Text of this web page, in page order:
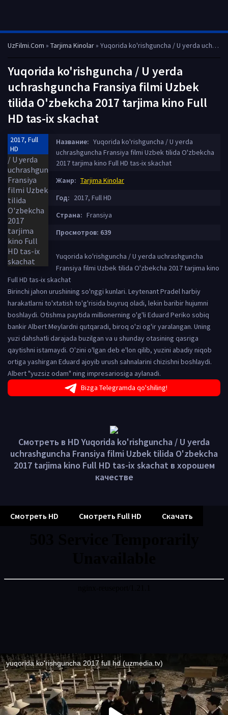
UzFilmi.Com » Tarjima Kinolar» Yuqorida ko'rishguncha / U yerda uchrashguncha Fransiya filmi Uzbek tilida O'zbekcha 2017 tarjima kino Full HD tas-ix skachat
Yuqorida ko'rishguncha / U yerda
uchrashguncha Fransiya filmi Uzbek
tilida O'zbekcha 2017 tarjima kino Full
HD tas-ix skachat
2017, Full
HD
Название: Yuqorida ko'rishguncha / U yerda
uchrashguncha Fransiya filmi Uzbek tilida O'zbekcha
2017 tarjima kino Full HD tas-ix skachat
Жанр: Tarjima Kinolar
Год: 2017, Full HD
Страна: Fransiya
Просмотров: 639
Yuqorida ko'rishguncha / U yerda uchrashguncha
Fransiya filmi Uzbek tilida O'zbekcha 2017 tarjima kino
Full HD tas-ix skachat
Birinchi jahon urushining so'nggi kunlari. Leytenant Pradel harbiy
harakatlarni to'xtatish to'g'risida buyruq oladi, lekin baribir hujumni
boshlaydi. Otishma paytida millionerning o'g'li Eduard Periko sobiq
bankir Albert Meylardni qutqaradi, biroq o'zi og'ir yaralangan. Uning
yuzi dahshatli darajada buzilgan va u shunday otasining qasriga
qaytishni istamaydi. O'zini o'lgan deb e'lon qilib, yuzini abadiy niqob
ortiga yashirgan Eduard ajoyib urush sahnalarini chizishni boshlaydi.
Albert "yuzsiz odam" ning impresariosiga aylanadi.
Bizga Telegramda qo'shiling!
Смотреть в HD Yuqorida ko'rishguncha / U yerda
uchrashguncha Fransiya filmi Uzbek tilida O'zbekcha
2017 tarjima kino Full HD tas-ix skachat в хорошем
качестве
Смотреть HD Смотреть Full HD Скачать